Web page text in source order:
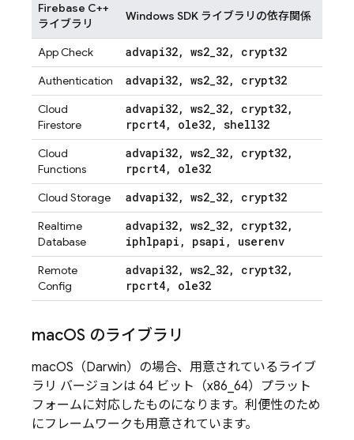
Firebase C++
ライブラリ
Windows SDK ライブラリの依存関係
App Check advapi32, ws2_32, crypt32
Authentication advapi32, ws2_32, crypt32
Cloud
Firestore
advapi32, ws2_32, crypt32,
rpcrt4, ole32, shell32
Cloud
Functions
advapi32, ws2_32, crypt32,
rpcrt4, ole32
Cloud Storage advapi32, ws2_32, crypt32
Realtime
Database
advapi32, ws2_32, crypt32,
iphlpapi , psapi , userenv
Remote
Config
advapi32, ws2_32, crypt32,
rpcrt4, ole32
macOS のライブラリ
macOS（Darwin）の場合、用意されているライブ
ラリ バージョンは 64 ビット（x86_64）プラット
フォームに対応したものになります。利便性のため
にフレームワークも用意されています。